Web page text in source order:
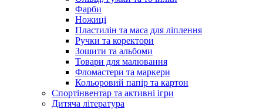
Фарби
Ножиці
Пластилін та маса для ліплення
Ручки та коректори
Зошити та альбоми
Товари для малювання
Фломастери та маркери
Кольоровий папір та картон
Спортінвентар та активні ігри
Дитяча література